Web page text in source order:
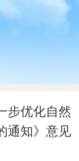
步优化自然
通知》意见